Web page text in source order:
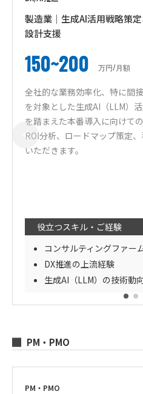
製造業｜生成AI活用戦略策
設計支援
150~200 万円/月額
全社的な業務効率化、特に間
を対象とした生成AI（LLM）
を踏まえた本番導入に向けて
ROI分析、ロードマップ策定
いただきます。
役立つスキル・ご経験
コンサルティングファー
DX推進の上流経験
生成AI（LLM）の技術動
PM・PMO
PM・PMO